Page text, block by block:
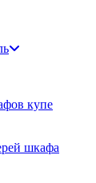
купе
шкафа